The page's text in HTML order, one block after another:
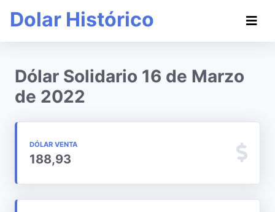
Dolar Histórico
Dólar Solidario 16 de Marzo
de 2022
DÓLAR VENTA
188,93